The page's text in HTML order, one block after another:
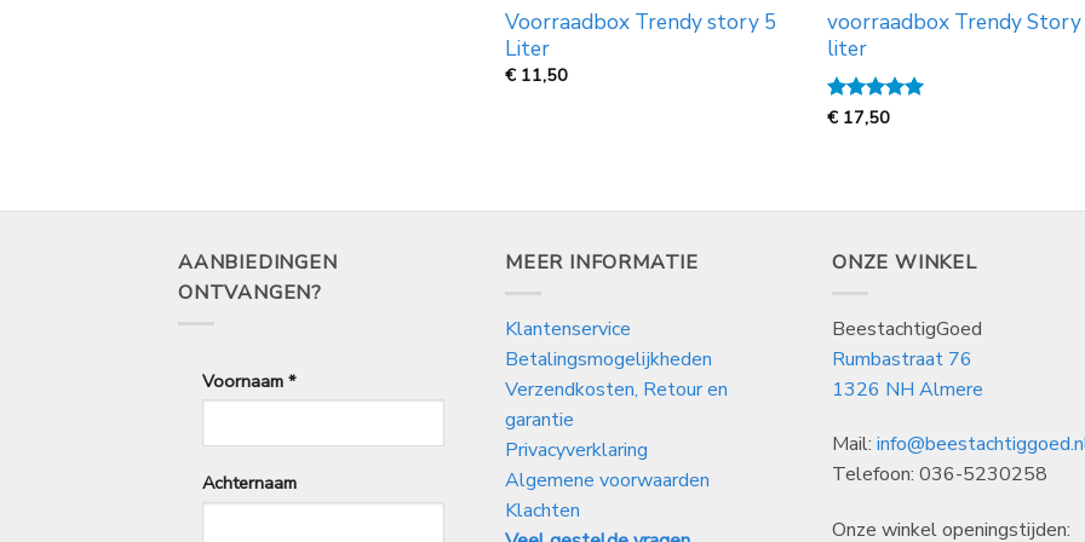
Voorraadbox Trendy story 5
Liter
€ 11,50
voorraadbox Trendy Story
liter
Gewaardeerd
€ 17,50
AANBIEDINGEN
ONTVANGEN?
Voornaam *
Achternaam
MEER INFORMATIE
Klantenservice
Betalingsmogelijkheden
Verzendkosten, Retour en
garantie
Privacyverklaring
Algemene voorwaarden
Klachten
ONZE WINKEL
BeestachtigGoed
Rumbastraat 76
1326 NH Almere
Mail:
Telefoon: 036-5230258
Onze winkel openingstijden: